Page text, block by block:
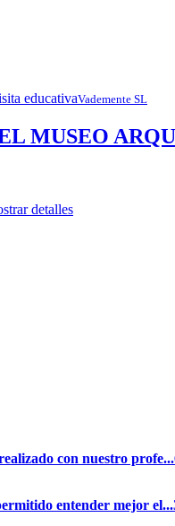
Vademente SL
MUSEO
detalles
con nuestro profe...
entender mejor el...